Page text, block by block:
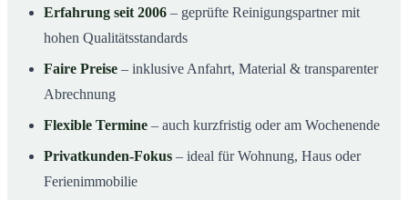
Erfahrung seit 2006 – geprüfte Reinigungspartner mit
hohen Qualitätsstandards
Faire Preise – inklusive Anfahrt, Material & transparenter
Abrechnung
Flexible Termine – auch kurzfristig oder am Wochenende
Privatkunden-Fokus – ideal für Wohnung, Haus oder
Ferienimmobilie